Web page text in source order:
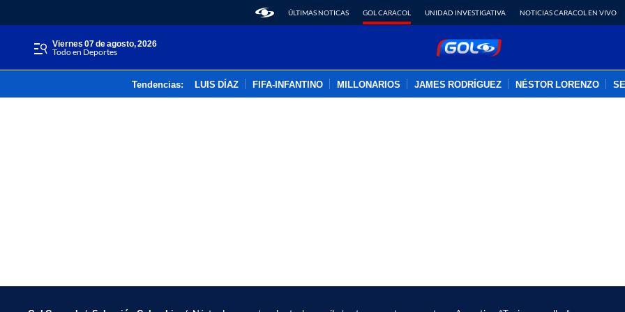
ÚLTIMAS NOTICAS GOL CARACOL UNIDAD INVESTIGATIVA NOTICIAS CARACOL EN VIVO
viernes 07 de agosto, 2026
Todo en Deportes
Tendencias: LUIS DÍAZ FIFA-INFANTINO MILLONARIOS JAMES RODRÍGUEZ NÉSTOR LORENZO